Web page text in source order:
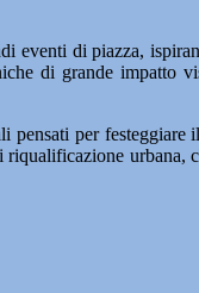
eventi di piazza,
di grande
per festeggiare
urbana,